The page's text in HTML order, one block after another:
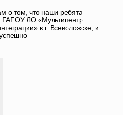
о том, что наши ребята
ГАПОУ ЛО «Мультицентр
в г. Всеволожске, и